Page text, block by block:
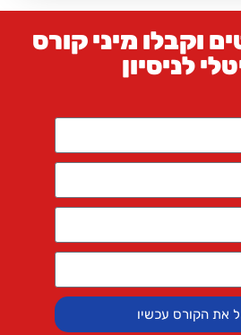
וקבלו מיני קורס
לניסיון
את הקורס עכשיו